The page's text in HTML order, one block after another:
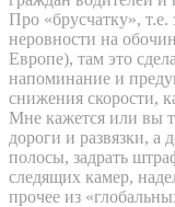
Про «брусчатку», т.е.
неровности на
Европе), там это
напоминание и
снижения скорости,
Мне кажется или вы
дороги и развязки, а
полосы, задрать
следящих камер,
прочее из